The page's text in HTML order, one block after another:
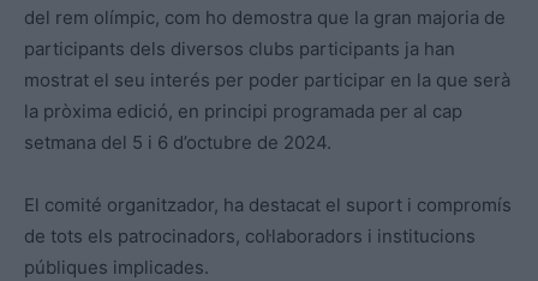
del rem olímpic, com ho demostra que la gran majoria de
participants dels diversos clubs participants ja han
mostrat el seu interés per poder participar en la que serà
la pròxima edició, en principi programada per al cap
setmana del 5 i 6 d’octubre de 2024.
El comité organitzador, ha destacat el suport i compromís
de tots els patrocinadors, col·laboradors i institucions
públiques implicades.